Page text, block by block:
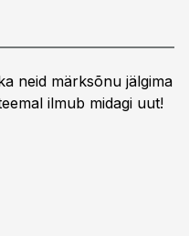
neid märksõnu jälgima
ilmub midagi uut!